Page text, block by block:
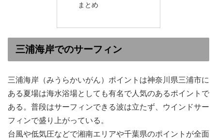
まとめ
三浦海岸でのサーフィン
三浦海岸（みうらかいがん）ポイントは神奈川県三浦市に
ある夏場は海水浴場としても有名で人気のあるポイントで
ある。普段はサーフィンできる波は立たず、ウインドサー
フィンで盛り上がっている。
台風や低気圧などで湘南エリアや千葉県のポイントが全面